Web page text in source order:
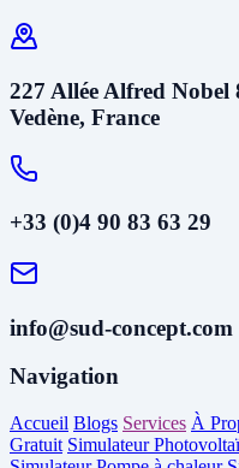
227 Allée Alfred Nobel
Vedène, France
+33 (0)4 90 83 63 29
info@sud-concept.com
Navigation
Accueil Blogs Services À
Gratuit Simulateur